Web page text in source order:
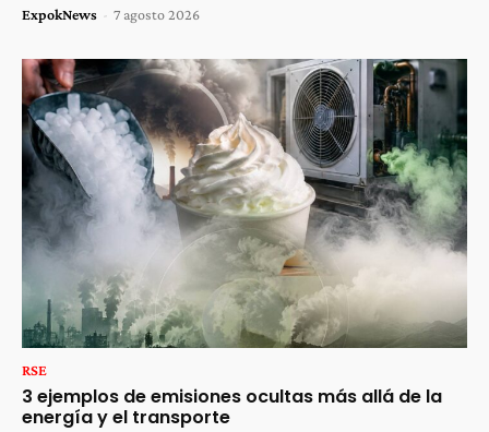
ExpokNews - 7 agosto 2026
RSE
3 ejemplos de emisiones ocultas más allá de la
energía y el transporte